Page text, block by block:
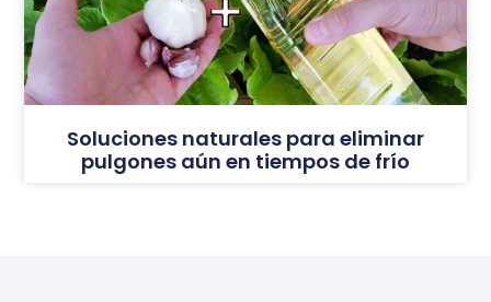
Soluciones naturales para eliminar
pulgones aún en tiempos de frío